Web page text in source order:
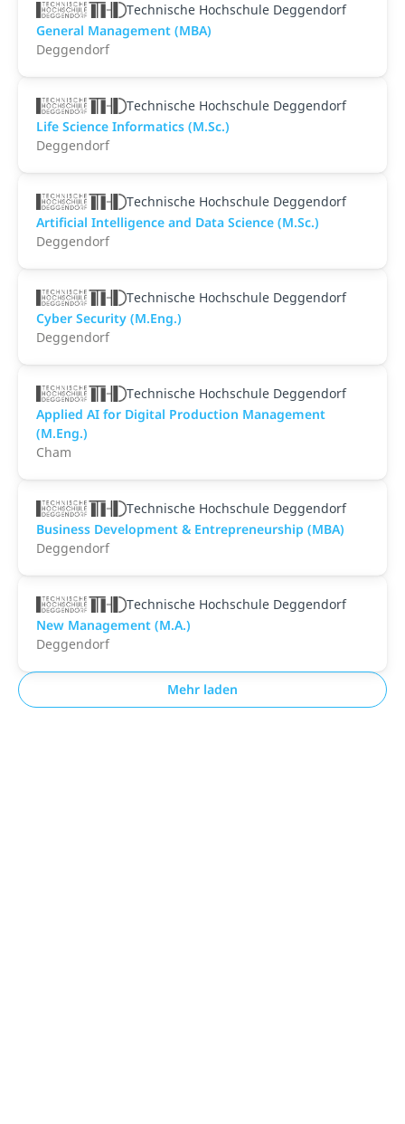
Technische Hochschule Deggendorf
General Management (MBA)
Deggendorf
Technische Hochschule Deggendorf
Life Science Informatics (M.Sc.)
Deggendorf
Technische Hochschule Deggendorf
Artificial Intelligence and Data Science (M.Sc.)
Deggendorf
Technische Hochschule Deggendorf
Cyber Security (M.Eng.)
Deggendorf
Technische Hochschule Deggendorf
Applied AI for Digital Production Management
(M.Eng.)
Cham
Technische Hochschule Deggendorf
Business Development & Entrepreneurship (MBA)
Deggendorf
Technische Hochschule Deggendorf
New Management (M.A.)
Deggendorf
Mehr laden